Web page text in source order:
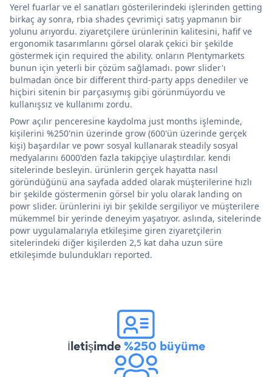
Yerel fuarlar ve el sanatları gösterilerindeki işlerinden getting
birkaç ay sonra, rbia shades çevrimiçi satış yapmanın bir
yolunu arıyordu. ziyaretçilere ürünlerinin kalitesini, hafif ve
ergonomik tasarımlarını görsel olarak çekici bir şekilde
göstermek için required the ability. onların Plentymarkets
bunun için yeterli bir çözüm sağlamadı. powr slider'ı
bulmadan önce bir different third-party apps denediler ve
hiçbiri sitenin bir parçasıymış gibi görünmüyordu ve
kullanışsız ve kullanımı zordu.
Powr açılır penceresine kaydolma just months işleminde,
kişilerini %250'nin üzerinde grow (600'ün üzerinde gerçek
kişi) başardılar ve powr sosyal kullanarak steadily sosyal
medyalarını 6000'den fazla takipçiye ulaştırdılar. kendi
sitelerinde besleyin. ürünlerin gerçek hayatta nasıl
göründüğünü ana sayfada added olarak müşterilerine hızlı
bir şekilde göstermenin görsel bir yolu olarak landing on
powr slider. ürünlerini iyi bir şekilde sergiliyor ve müşterilere
mükemmel bir yerinde deneyim yaşatıyor. aslında, sitelerinde
powr uygulamalarıyla etkileşime giren ziyaretçilerin
sitelerindeki diğer kişilerden 2,5 kat daha uzun süre
etkileşimde bulundukları reported.
İletişimde%250 büyüme